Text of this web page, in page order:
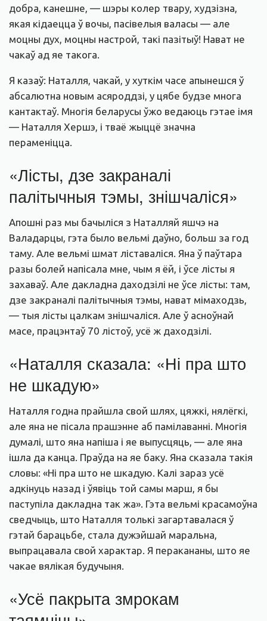
добра, канешне, — шэры колер твару, худзізна,
якая кідаецца ў вочы, пасівелыя валасы — але
моцны дух, моцны настрой, такі пазітыў! Нават не
чакаў ад яе такога.
Я казаў: Наталля, чакай, у хуткім часе апынешся ў
абсалютна новым асяроддзі, у цябе будзе многа
кантактаў. Многія беларусы ўжо ведаюць гэтае імя
— Наталля Хершэ, і тваё жыццё значна
пераменіцца.
«Лісты, дзе закраналі
палітычныя тэмы, знішчаліся»
Апошні раз мы бачыліся з Наталляй яшчэ на
Валадарцы, гэта было вельмі даўно, больш за год
таму. Але вельмі шмат ліставаліся. Яна ў паўтара
разы болей напісала мне, чым я ёй, і ўсе лісты я
захаваў. Але дакладна даходзілі не ўсе лісты: там,
дзе закраналі палітычныя тэмы, нават мімаходзь,
— тыя лісты цалкам знішчаліся. Але ў асноўнай
масе, працэнтаў 70 лістоў, усё ж даходзілі.
«Наталля сказала: «Ні пра што
не шкадую»
Наталля годна прайшла свой шлях, цяжкі, нялёгкі,
але яна не пісала прашэнне аб памілаванні. Многія
думалі, што яна напіша і яе выпусцяць, — але яна
ішла да канца. Праўда на яе баку. Яна сказала такія
словы: «Ні пра што не шкадую. Калі зараз усё
адкінуць назад і ўявіць той самы марш, я бы
паступіла дакладна так жа». Гэта вельмі красамоўна
сведчыць, што Наталля толькі загартавалася ў
гэтай барацьбе, стала дужэйшай маральна,
выпрацавала свой характар. Я перакананы, што яе
чакае вялікая будучыня.
«Усё пакрыта змрокам